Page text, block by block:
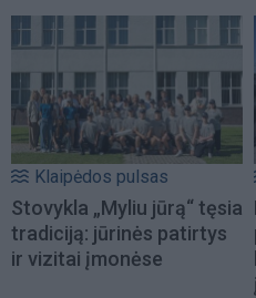
Klaipėdos pulsas
Stovykla „Myliu jūrą“ tęsia
tradiciją: jūrinės patirtys
ir vizitai įmonėse